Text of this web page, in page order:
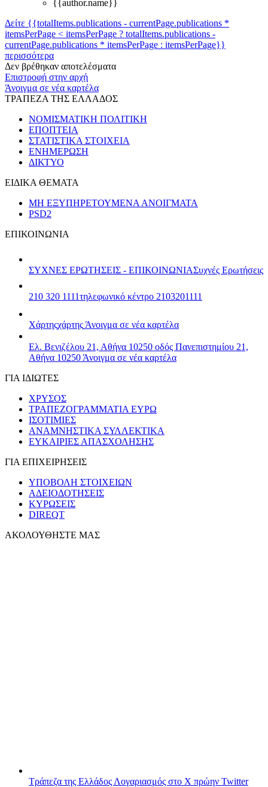
{{author.name}}
Δείτε {{totalItems.publications - currentPage.publications *
itemsPerPage < itemsPerPage ? totalItems.publications -
currentPage.publications * itemsPerPage : itemsPerPage}}
περισσότερα
Δεν βρέθηκαν αποτελέσματα
Επιστροφή στην αρχή
Άνοιγμα σε νέα καρτέλα
ΤΡΑΠΕΖΑ ΤΗΣ ΕΛΛΑΔΟΣ
ΝΟΜΙΣΜΑΤΙΚΗ ΠΟΛΙΤΙΚΗ
ΕΠΟΠΤΕΙΑ
ΣΤΑΤΙΣΤΙΚΑ ΣΤΟΙΧΕΙΑ
ΕΝΗΜΕΡΩΣΗ
ΔΙΚΤΥΟ
ΕΙΔΙΚΑ ΘΕΜΑΤΑ
ΜΗ ΕΞΥΠΗΡΕΤΟΥΜΕΝΑ ΑΝΟΙΓΜΑΤΑ
PSD2
ΕΠΙΚΟΙΝΩΝΙΑ
ΣΥΧΝΕΣ ΕΡΩΤΗΣΕΙΣ - ΕΠΙΚΟΙΝΩΝΙΑΣυχνές Ερωτήσεις
210 320 1111τηλεφωνικό κέντρο 2103201111
Χάρτηςχάρτης Άνοιγμα σε νέα καρτέλα
Ελ. Βενιζέλου 21, Αθήνα 10250 οδός Πανεπιστημίου 21,
Αθήνα 10250 Άνοιγμα σε νέα καρτέλα
ΓΙΑ ΙΔΙΩΤΕΣ
ΧΡΥΣΟΣ
ΤΡΑΠΕΖΟΓΡΑΜΜΑΤΙΑ ΕΥΡΩ
ΙΣΟΤΙΜΙΕΣ
ΑΝΑΜΝΗΣΤΙΚΑ ΣΥΛΛΕΚΤΙΚΑ
ΕΥΚΑΙΡΙΕΣ ΑΠΑΣΧΟΛΗΣΗΣ
ΓΙΑ ΕΠΙΧΕΙΡΗΣΕΙΣ
ΥΠΟΒΟΛΗ ΣΤΟΙΧΕΙΩΝ
ΑΔΕΙΟΔΟΤΗΣΕΙΣ
ΚΥΡΩΣΕΙΣ
DIREQT
ΑΚΟΛΟΥΘΗΣΤΕ ΜΑΣ
Τράπεζα της Ελλάδος Λογαριασμός στο X πρώην Twitter